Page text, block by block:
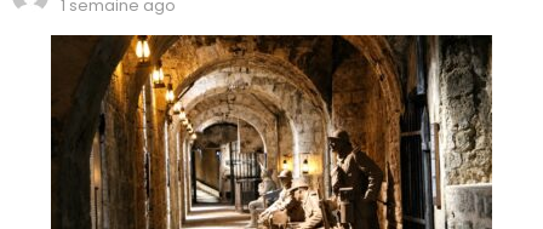
1 semaine ago